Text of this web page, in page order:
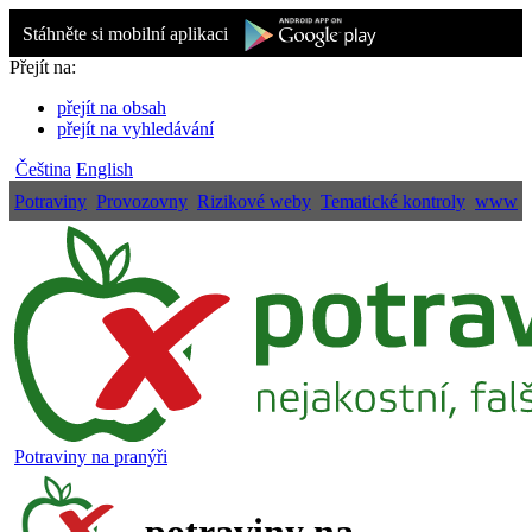
Stáhněte si mobilní aplikaci
Přejít na:
přejít na obsah
přejít na vyhledávání
Čeština English
Potraviny Provozovny Rizikové weby Tematické kontroly www
Potraviny na pranýři